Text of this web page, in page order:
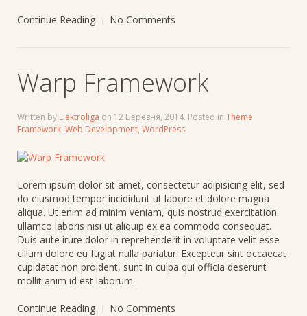
Continue Reading No Comments
Warp Framework
Written by Elektroliga on 12 Березня, 2014. Posted in Theme
Framework, Web Development, WordPress
Lorem ipsum dolor sit amet, consectetur adipisicing elit, sed
do eiusmod tempor incididunt ut labore et dolore magna
aliqua. Ut enim ad minim veniam, quis nostrud exercitation
ullamco laboris nisi ut aliquip ex ea commodo consequat.
Duis aute irure dolor in reprehenderit in voluptate velit esse
cillum dolore eu fugiat nulla pariatur. Excepteur sint occaecat
cupidatat non proident, sunt in culpa qui officia deserunt
mollit anim id est laborum.
Continue Reading No Comments